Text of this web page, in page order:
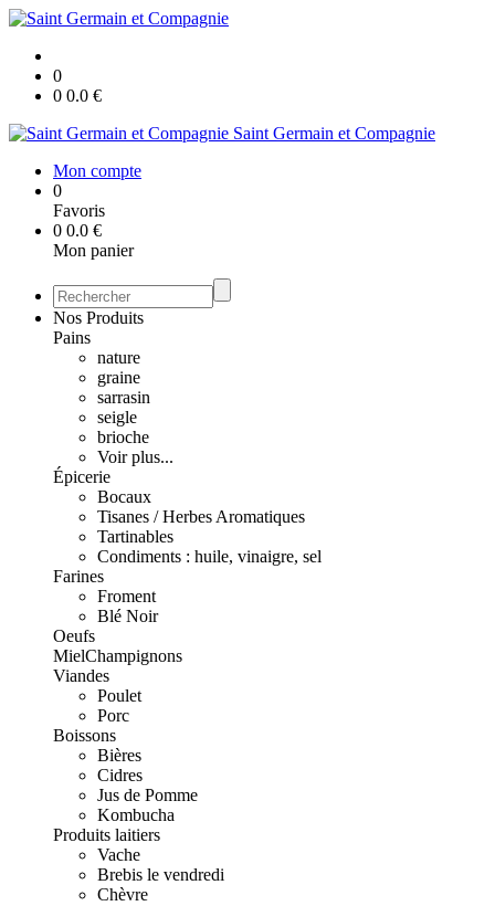
0
0 0.0 €
Saint Germain et Compagnie
Mon compte
0
Favoris
0 0.0 €
Mon panier
Nos Produits
Pains
nature
graine
sarrasin
seigle
brioche
Voir plus...
Épicerie
Bocaux
Tisanes / Herbes Aromatiques
Tartinables
Condiments : huile, vinaigre, sel
Farines
Froment
Blé Noir
Oeufs
MielChampignons
Viandes
Poulet
Porc
Boissons
Bières
Cidres
Jus de Pomme
Kombucha
Produits laitiers
Vache
Brebis le vendredi
Chèvre